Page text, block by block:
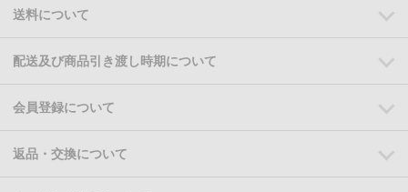
送料について
配送及び商品引き渡し時期について
会員登録について
返品・交換について